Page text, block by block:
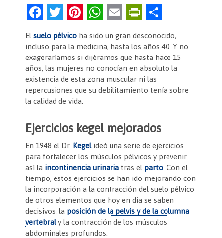
F
a
c
e
b
o
o
k
T
w
itt
er
Pi
nt
er
es
t
W
at
s
A
p
E
m
ai
l
Pr
tF
ri
e
n
y
o
m
p
ar
tir
Elsuelo pélvico ha sido un gran desconocido,
incluso para la medicina, hasta los años 40. Y no
exageraríamos si dijéramos que hasta hace 15
años, las mujeres no conocían en absoluto la
existencia de esta zona muscular ni las
repercusiones que su debilitamiento tenía sobre
la calidad de vida.
Ejercicios kegel mejorados
En 1948 el Dr. Kegelideó una serie de ejercicios
para fortalecer los músculos pélvicos y prevenir
así la incontinencia urinaria tras el parto . Con el
tiempo, estos ejercicios se han ido mejorando con
la incorporación a la contracción del suelo pélvico
de otros elementos que hoy en día se saben
decisivos: la posición de la pelvis y de la columna
vertebraly la contracción de los músculos
abdominales profundos.